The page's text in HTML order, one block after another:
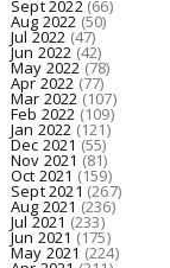
Sept 2022(66)
Aug 2022 (50)
Jul 2022 (47)
Jun 2022(42)
May 2022(78)
Apr 2022 (77)
Mar 2022(107)
Feb 2022 (109)
Jan 2022 (121)
Dec 2021 (55)
Nov 2021 (81)
Oct 2021 (159)
Sept 2021 (267)
Aug 2021 (236)
Jul 2021 (233)
Jun 2021(175)
May 2021(224)